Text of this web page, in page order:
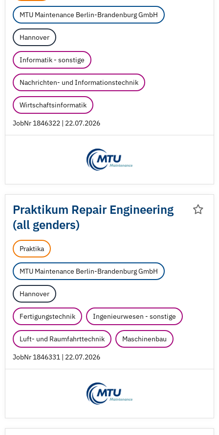
MTU Maintenance Berlin-Brandenburg GmbH
Hannover
Informatik - sonstige
Nachrichten- und Informationstechnik
Wirtschaftsinformatik
JobNr 1846322 | 22.07.2026
Praktikum Repair Engineering
(all genders)
Praktika
MTU Maintenance Berlin-Brandenburg GmbH
Hannover
Fertigungstechnik Ingenieurwesen - sonstige
Luft- und Raumfahrttechnik Maschinenbau
JobNr 1846331 | 22.07.2026